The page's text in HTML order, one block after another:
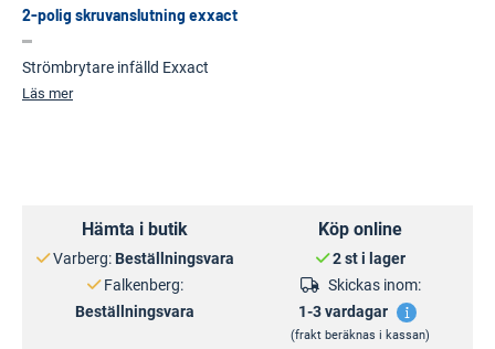
2-polig skruvanslutning exxact
Strömbrytare infälld Exxact
Läs mer
Hämta i butik
Varberg: Beställningsvara
Falkenberg:
Beställningsvara
Köp online
2 st i lager
Skickas inom:
1-3 vardagar
(frakt beräknas i kassan)